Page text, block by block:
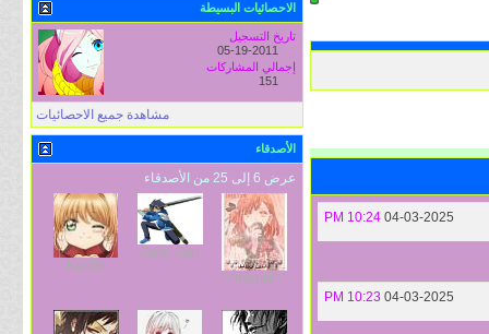
04-03-2025
10:24 PM
04-03-2025
10:23 PM
الاحصائيات البسيطة
تاريخ التسجيل
05-19-2011
إجمالي المشاركات
151
مشاهدة جميع الاحصائيات
الأصدقاء
عرض 6 إلى 25 من الأصدقاء
*:*miyuki*:*
Saito-San
Kaede